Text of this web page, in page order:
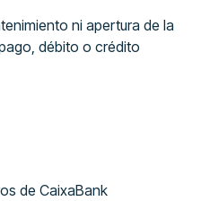
ni apertura de la
débito o crédito
de CaixaBank